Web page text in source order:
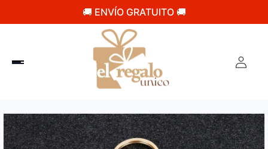
🚚 ENVÍO GRATUITO 🚚